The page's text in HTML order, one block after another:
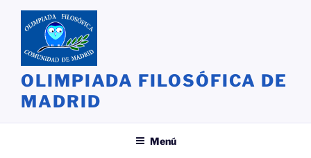
Saltar
contenido
OLIMPIADA FILOSÓFICA DE
MADRID
Menú